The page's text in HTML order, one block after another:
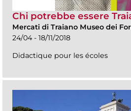
Chi potrebbe essere
Mercati di Traiano Museo dei
24/04 - 18/11/2018
Didactique pour les écoles